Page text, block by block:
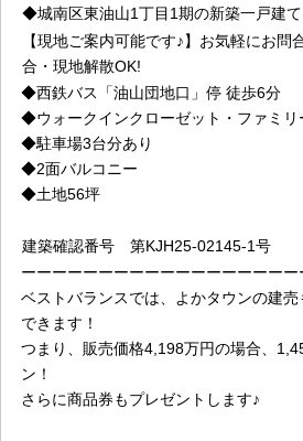
◆城南区東油山1丁目1期の新築一戸建
【現地ご案内可能です♪】お気軽にお問
合・現地解散OK!
◆西鉄バス「油山団地口 」停 徒歩6分
◆ウォークインクローゼット・ファミリ
◆駐車場3台分あり
◆2面バルコニー
◆土地56坪
建築確認番号 第KJH25-02145-1号
ーーーーーーーーーーーーーーーーー
ベストバランスでは、よかタウンの建
できます！
つまり、販売価格4,198万円の場合、
ン！
さらに商品券もプレゼントします♪